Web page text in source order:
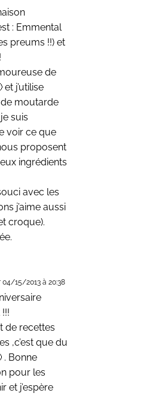
: Emmental
preums !!) et
de
j’utilise
moutarde
suis
voir ce que
proposent
ingrédients
avec les
j’aime aussi
croque).
04/15/2013 à 20:38
de recettes
,c’est que du
. Bonne
pour les
et j’espère